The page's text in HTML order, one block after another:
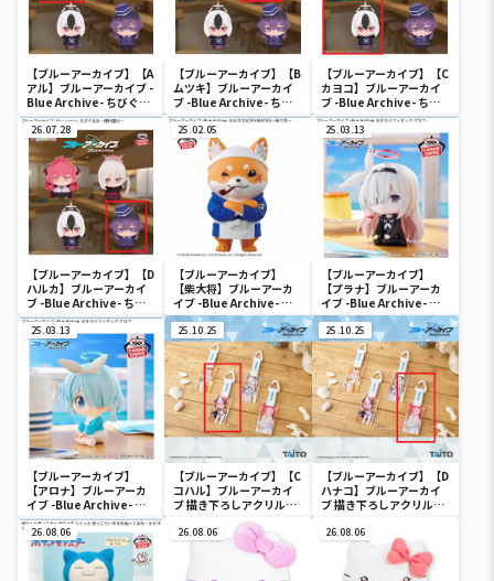
【ブルーアーカイブ】【A
アル】ブルーアーカイブ -
Blue Archive- ちびぐる
み～便利屋68～
【ブルーアーカイブ】【B
ムツキ】ブルーアーカイ
ブ -Blue Archive- ちび
ぐるみ～便利屋68～
【ブルーアーカイブ】【C
カヨコ】ブルーアーカイ
ブ -Blue Archive- ちび
ぐるみ～便利屋68～
26.07.28
【ブルーアーカイブ】【D
ハルカ】ブルーアーカイ
ブ -Blue Archive- ちび
ぐるみ～便利屋68～
25.02.05
【ブルーアーカイブ】
【柴大将】ブルーアーカ
イブ -Blue Archive- お
おきなSOFVIMATES～柴
大将～
25.03.13
【ブルーアーカイブ】
【プラナ】ブルーアーカ
イブ -Blue Archive- お
すわりフィギュア-プラ
ナ-
25.03.13
【ブルーアーカイブ】
【アロナ】ブルーアーカ
イブ -Blue Archive- お
すわりフィギュア-アロ
ナ-
25.10.25
【ブルーアーカイブ】【C
コハル】ブルーアーカイ
ブ 描き下ろしアクリルキ
ーホルダー 水着ver.
25.10.25
【ブルーアーカイブ】【D
ハナコ】ブルーアーカイ
ブ 描き下ろしアクリルキ
26.08.06 26.08.06 26.08.06